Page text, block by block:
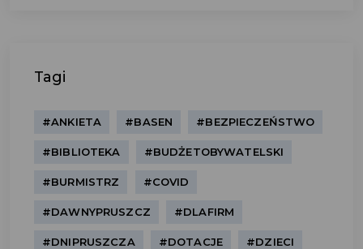
Tagi
#ANKIETA #BASEN #BEZPIECZEŃSTWO
#BIBLIOTEKA #BUDŻETOBYWATELSKI
#BURMISTRZ #COVID
#DAWNYPRUSZCZ #DLAFIRM
#DNIPRUSZCZA #DOTACJE #DZIECI